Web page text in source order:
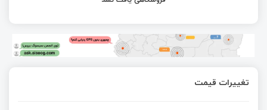
تغییرات قیمت